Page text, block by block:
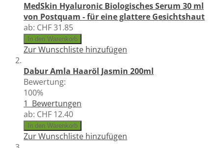
MedSkin Hyaluronic Biologisches Serum 30 ml
von Postquam - für eine glattere Gesichtshaut
ab: CHF 31.85
In den Warenkorb
Zur Wunschliste hinzufügen
Dabur Amla Haaröl Jasmin 200ml
Bewertung:
100%
1 Bewertungen
ab: CHF 12.40
In den Warenkorb
Zur Wunschliste hinzufügen